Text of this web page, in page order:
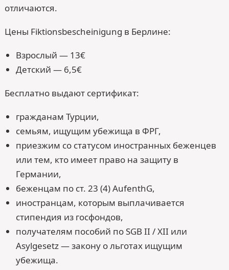
отличаются.
Цены Fiktions­bescheinigung в Берлине:
Взрослый — 13€
Детский — 6,5€
Бесплатно выдают сертификат:
гражданам Турции,
семьям, ищущим убежища в ФРГ,
приезжим со статусом иностранных беженцев
или тем, кто имеет право на защиту в
Германии,
беженцам по ст. 23 (4) AufenthG,
иностранцам, которым выплачивается
стипендия из госфондов,
получателям пособий по SGB II / XII или
Asylgesetz — закону о льготах ищущим
убежища.